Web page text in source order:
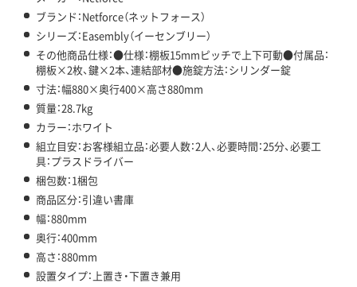
ブランド：Netforce（ネットフォース）
シリーズ：Easembly（イーセンブリー）
その他商品仕様：●仕様：棚板15mmピッチで上下可動●付属品：
棚板×2枚、鍵×2本、連結部材●施錠方法：シリンダー錠
寸法：幅880×奥行400×高さ880mm
質量：28.7kg
カラー：ホワイト
組立目安：お客様組立品：必要人数：2人、必要時間：25分、必要工
具：プラスドライバー
梱包数：1梱包
商品区分：引違い書庫
幅：880mm
奥行：400mm
高さ：880mm
設置タイプ：上置き・下置き兼用